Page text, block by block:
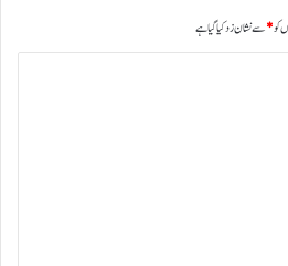
کو*سے نشان زد کیا گیا ہے